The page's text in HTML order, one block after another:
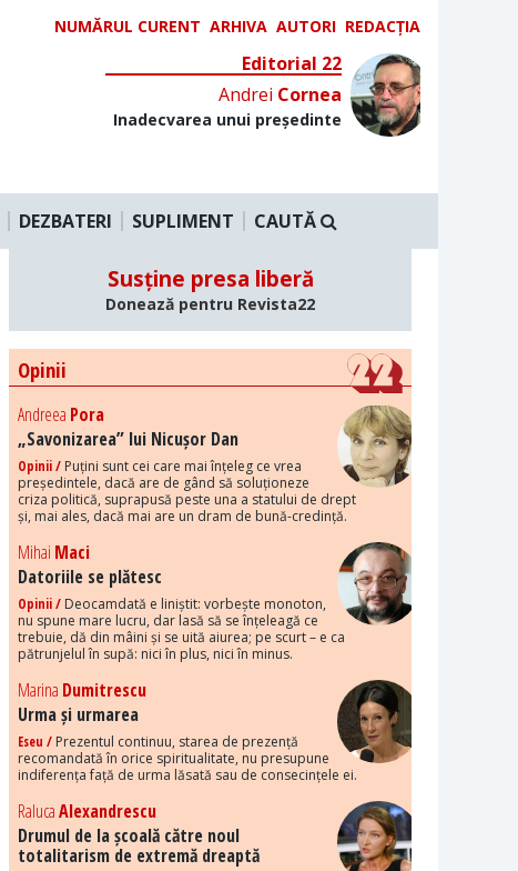
NUMĂRUL CURENT ARHIVA AUTORI REDACȚIA
Editorial 22
Andrei Cornea
Inadecvarea unui președinte
DEZBATERI SUPLIMENT CAUTĂ
Susține presa liberă
Donează pentru Revista22
Opinii
Andreea Pora
„Savonizarea” lui Nicușor Dan
Opinii / Puțini sunt cei care mai înțeleg ce vrea
președintele, dacă are de gând să soluționeze
criza politică, suprapusă peste una a statului de drept
și, mai ales, dacă mai are un dram de bună-credință.
Mihai Maci
Datoriile se plătesc
Opinii / Deocamdată e liniștit: vorbește monoton,
nu spune mare lucru, dar lasă să se înțeleagă ce
trebuie, dă din mâini și se uită aiurea; pe scurt – e ca
pătrunjelul în supă: nici în plus, nici în minus.
Marina Dumitrescu
Urma și urmarea
Eseu / Prezentul continuu, starea de prezență
recomandată în orice spiritualitate, nu presupune
indiferența față de urma lăsată sau de consecințele ei.
RalucaAlexandrescu
Drumul de la școală către noul
totalitarism de extremă dreaptă